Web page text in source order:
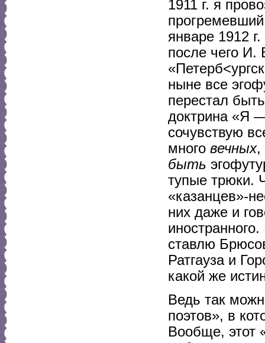
1911 г. я
январе 1912
после чего И.
ныне все
перестал
доктрина «Я
сочувствую
много вечных,
быть
тупые трюки.
«казанцев»-
них даже и
ставлю
Ратгауза и
какой же
Ведь так
поэтов», в
Вообще, этот